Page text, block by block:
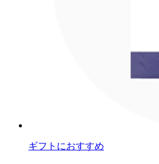
ギフトにおすすめ